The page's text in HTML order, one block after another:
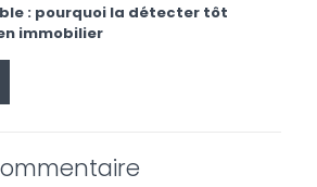
: pourquoi la détecter tôt
immobilier